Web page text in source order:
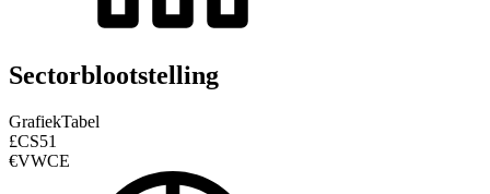
Sectorblootstelling
GrafiekTabel
£CS51
€VWCE